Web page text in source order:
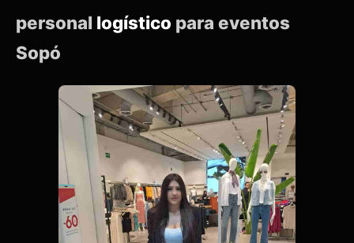
personal logístico para eventos
Sopó